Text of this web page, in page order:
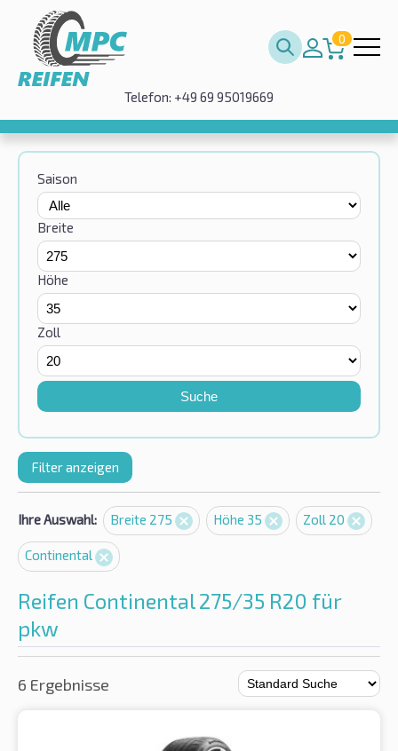
0
Telefon: +49 69 95019669
Saison
Breite
Höhe
Zoll
Suche
Filter anzeigen
Ihre Auswahl: Breite 275 Höhe 35 Zoll 20
Continental
Reifen Continental 275/35 R20 für
pkw
6 Ergebnisse